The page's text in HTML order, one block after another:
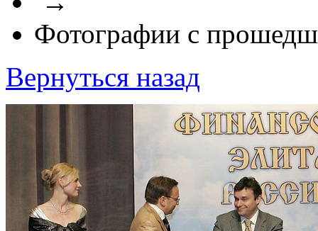
Фотографии с
Вернуться назад